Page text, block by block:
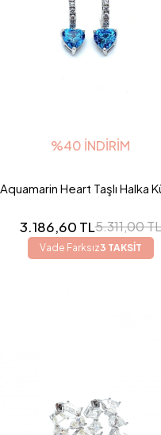
%40 İNDIRIM
Aquamarin Heart Taşlı Halka
3.186,60 TL5.311,00 TL
Vade Farksız3 TAKSİT